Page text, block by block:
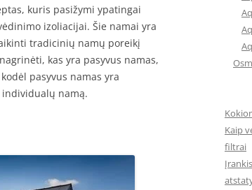
kuris pasižymi ypatingai
izoliacijai. Šie namai yra
tradicinių namų poreikį
kas yra pasyvus namas,
pasyvus namas yra
namą.
Kaip
filtrai